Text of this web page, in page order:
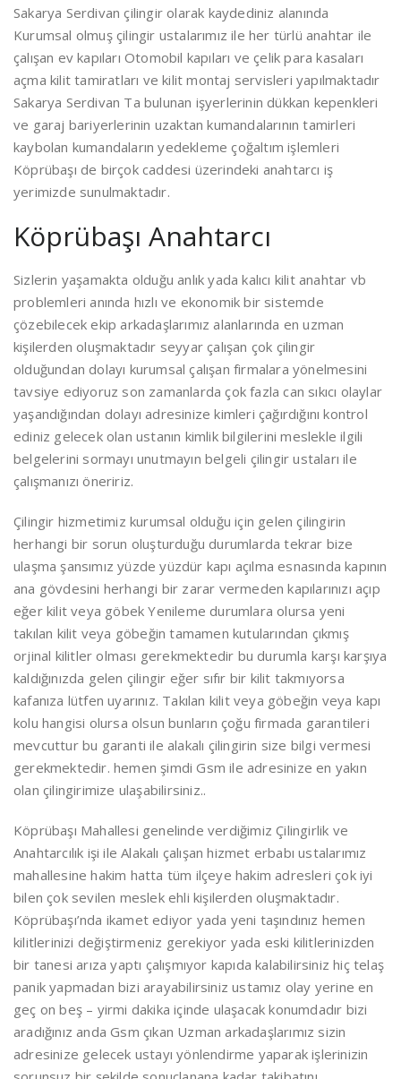
Sakarya Serdivan çilingir olarak kaydediniz alanında
Kurumsal olmuş çilingir ustalarımız ile her türlü anahtar ile
çalışan ev kapıları Otomobil kapıları ve çelik para kasaları
açma kilit tamiratları ve kilit montaj servisleri yapılmaktadır
Sakarya Serdivan Ta bulunan işyerlerinin dükkan kepenkleri
ve garaj bariyerlerinin uzaktan kumandalarının tamirleri
kaybolan kumandaların yedekleme çoğaltım işlemleri
Köprübaşı de birçok caddesi üzerindeki anahtarcı iş
yerimizde sunulmaktadır.
Köprübaşı Anahtarcı
Sizlerin yaşamakta olduğu anlık yada kalıcı kilit anahtar vb
problemleri anında hızlı ve ekonomik bir sistemde
çözebilecek ekip arkadaşlarımız alanlarında en uzman
kişilerden oluşmaktadır seyyar çalışan çok çilingir
olduğundan dolayı kurumsal çalışan firmalara yönelmesini
tavsiye ediyoruz son zamanlarda çok fazla can sıkıcı olaylar
yaşandığından dolayı adresinize kimleri çağırdığını kontrol
ediniz gelecek olan ustanın kimlik bilgilerini meslekle ilgili
belgelerini sormayı unutmayın belgeli çilingir ustaları ile
çalışmanızı öneririz.
Çilingir hizmetimiz kurumsal olduğu için gelen çilingirin
herhangi bir sorun oluşturduğu durumlarda tekrar bize
ulaşma şansımız yüzde yüzdür kapı açılma esnasında kapının
ana gövdesini herhangi bir zarar vermeden kapılarınızı açıp
eğer kilit veya göbek Yenileme durumlara olursa yeni
takılan kilit veya göbeğin tamamen kutularından çıkmış
orjinal kilitler olması gerekmektedir bu durumla karşı karşıya
kaldığınızda gelen çilingir eğer sıfır bir kilit takmıyorsa
kafanıza lütfen uyarınız. Takılan kilit veya göbeğin veya kapı
kolu hangisi olursa olsun bunların çoğu firmada garantileri
mevcuttur bu garanti ile alakalı çilingirin size bilgi vermesi
gerekmektedir. hemen şimdi Gsm ile adresinize en yakın
olan çilingirimize ulaşabilirsiniz..
Köprübaşı Mahallesi genelinde verdiğimiz Çilingirlik ve
Anahtarcılık işi ile Alakalı çalışan hizmet erbabı ustalarımız
mahallesine hakim hatta tüm ilçeye hakim adresleri çok iyi
bilen çok sevilen meslek ehli kişilerden oluşmaktadır.
Köprübaşı’nda ikamet ediyor yada yeni taşındınız hemen
kilitlerinizi değiştirmeniz gerekiyor yada eski kilitlerinizden
bir tanesi arıza yaptı çalışmıyor kapıda kalabilirsiniz hiç telaş
panik yapmadan bizi arayabilirsiniz ustamız olay yerine en
geç on beş – yirmi dakika içinde ulaşacak konumdadır bizi
aradığınız anda Gsm çıkan Uzman arkadaşlarımız sizin
adresinize gelecek ustayı yönlendirme yaparak işlerinizin